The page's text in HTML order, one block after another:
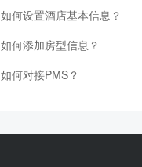
如何设置酒店基本信息？
如何添加房型信息？
如何对接PMS？